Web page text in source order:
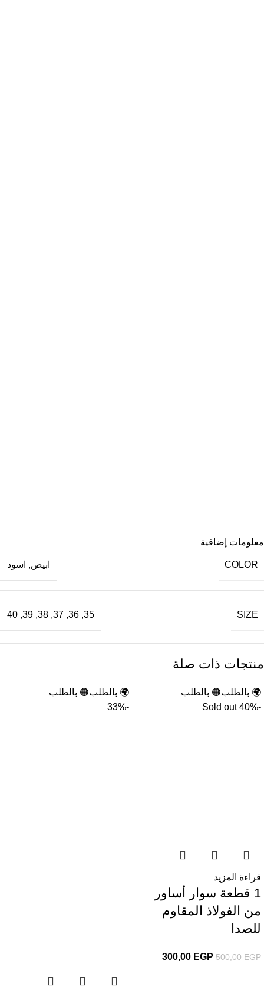
معلومات إضافية
COLOR ابيض, اسود
SIZE
35
,
36
,
37
,
38
,
39
,
40
منتجات ذات صلة
🌍 بالطلب🟠 بالطلب
-40%
Sold out
قراءة المزيد
1 قطعة سوار أساور
من الفولاذ المقاوم
للصدا
500,00EGP
300,00 EGP
🌍 بالطلب🟠 بالطلب
-33%